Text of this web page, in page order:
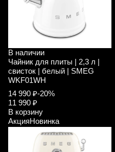
В наличии
Чайник для плиты | 2,3 л |
свисток | белый | SMEG
WKF01WH
14 990 ₽-20%
11 990 ₽
В корзину
АкцияНовинка